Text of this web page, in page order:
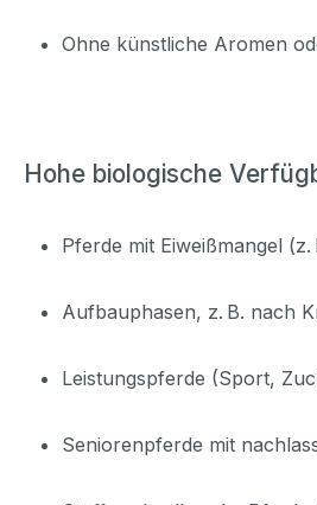
Ohne künstliche Aromen
Hohe biologische
Pferde mit Eiweißmangel
Aufbauphasen, z. B. nach
Leistungspferde (Sport,
Seniorenpferde mit